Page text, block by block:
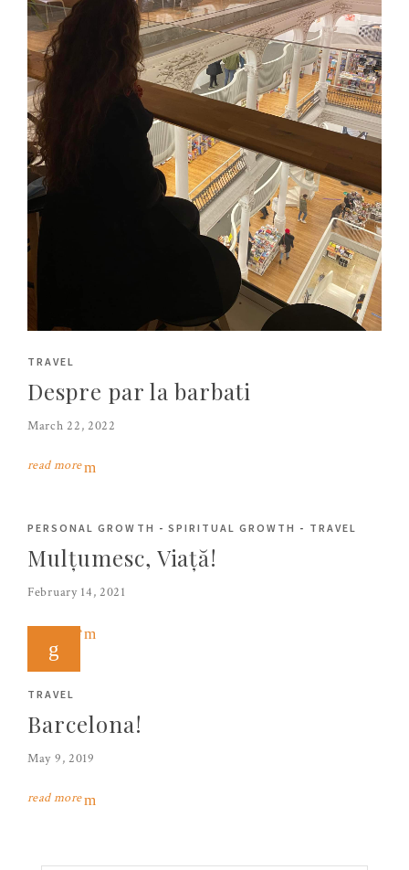
TRAVEL
Despre par la barbati
March 22, 2022
read more
PERSONAL GROWTH - SPIRITUAL GROWTH - TRAVEL
Mulțumesc, Viață!
February 14, 2021
read more
TRAVEL
Barcelona!
May 9, 2019
read more